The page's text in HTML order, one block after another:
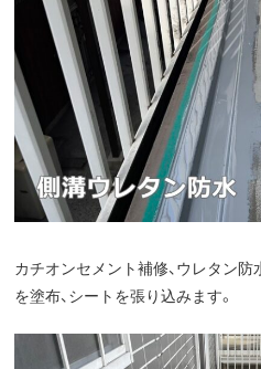
カチオンセメント補修、ウレタン防
を塗布、シートを張り込みます。